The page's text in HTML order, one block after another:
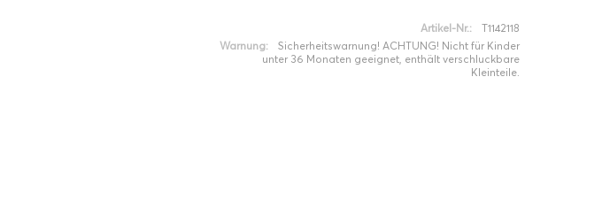
Artikel-Nr.:
T1142118
Warnung:
Sicherheitswarnung! ACHTUNG! Nicht für Kinder
unter 36 Monaten geeignet, enthält verschluckbare
Kleinteile.